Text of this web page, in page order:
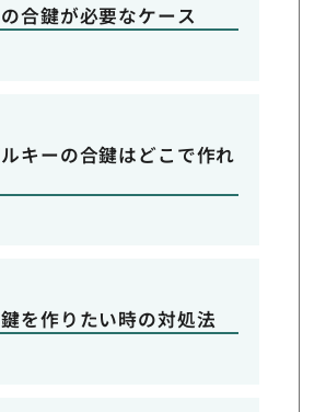
合鍵が必要なケース
キーの合鍵はどこで作れ
を作りたい時の対処法